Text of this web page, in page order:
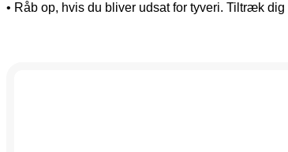
• Råb op, hvis du bliver udsat for tyveri. Tiltræk